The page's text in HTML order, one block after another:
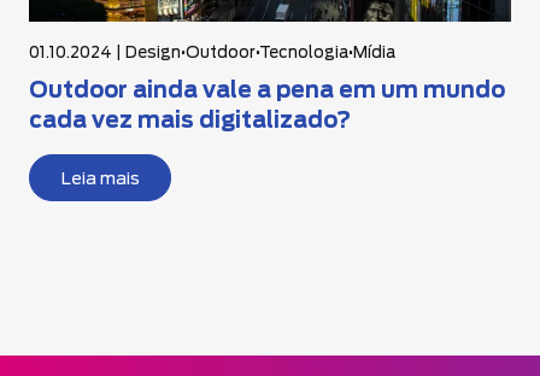
01.10.2024 | Design•Outdoor•Tecnologia• Mídia
Outdoor ainda vale a pena em um mundo
cada vez mais digitalizado?
Leia mais